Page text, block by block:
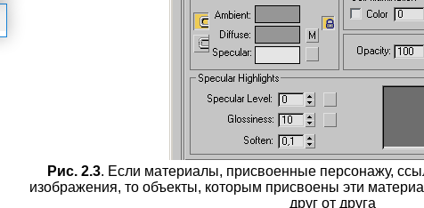
Рис. 2.3. Если материалы, присвоенные персонажу,
изображения, то объекты, которым присвоены эти
друг от друга